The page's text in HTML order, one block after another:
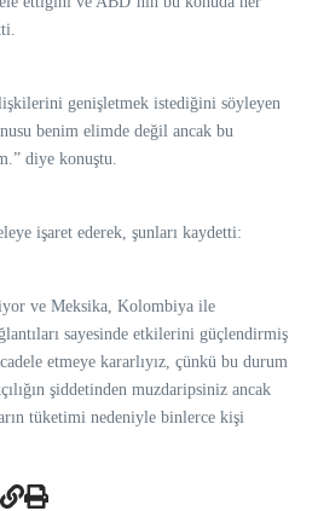
genişletmek istediğini söyleyen
benim elimde değil ancak bu
diye konuştu.
işaret ederek, şunları kaydetti:
ve Meksika, Kolombiya ile
sayesinde etkilerini güçlendirmiş
etmeye kararlıyız, çünkü bu durum
şiddetinden muzdaripsiniz ancak
tüketimi nedeniyle binlerce kişi